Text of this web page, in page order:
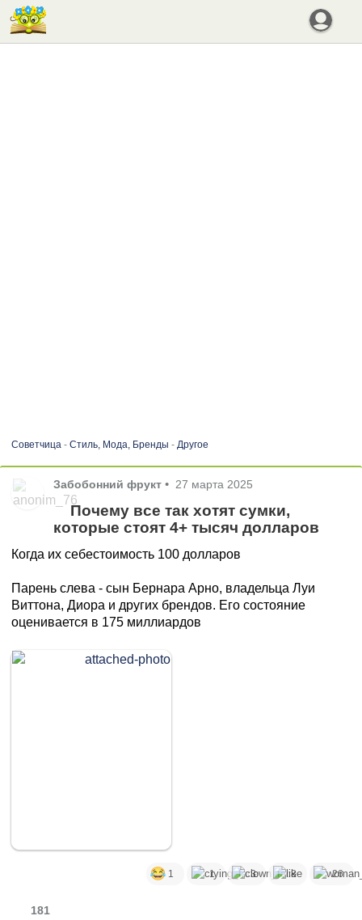
Советчица- Стиль, Мода, Бренды - Другое
Забобонний фрукт • 27 марта 2025
Почему все так хотят сумки,
которые стоят 4+ тысяч долларов
Когда их себестоимость 100 долларов
Парень слева - сын Бернара Арно, владельца Луи
Виттона, Диора и других брендов. Его состояние
оценивается в 175 миллиардов
1 1 3 8 26
181